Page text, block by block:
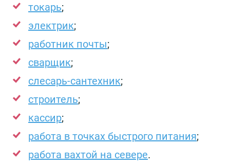
токарь;
электрик;
работник почты;
сварщик;
слесарь-сантехник;
строитель;
кассир;
работа в точках быстрого питания;
работа вахтой на севере.